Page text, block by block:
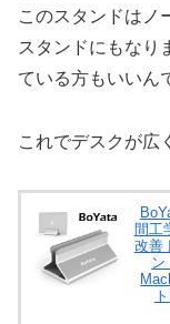
このスタンドはノ
スタンドにもなり
ている方もいいん
これでデスクが広
間工
改善
ン